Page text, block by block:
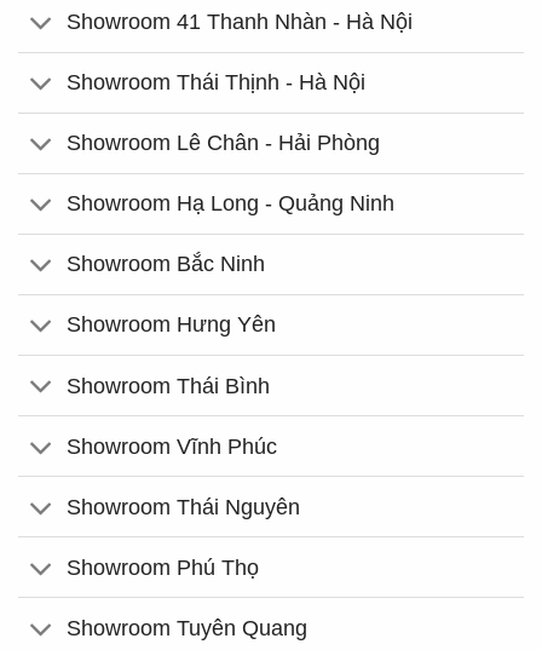
Showroom 41 Thanh Nhàn - Hà Nội
Showroom Thái Thịnh - Hà Nội
Showroom Lê Chân - Hải Phòng
Showroom Hạ Long - Quảng Ninh
Showroom Bắc Ninh
Showroom Hưng Yên
Showroom Thái Bình
Showroom Vĩnh Phúc
Showroom Thái Nguyên
Showroom Phú Thọ
Showroom Tuyên Quang